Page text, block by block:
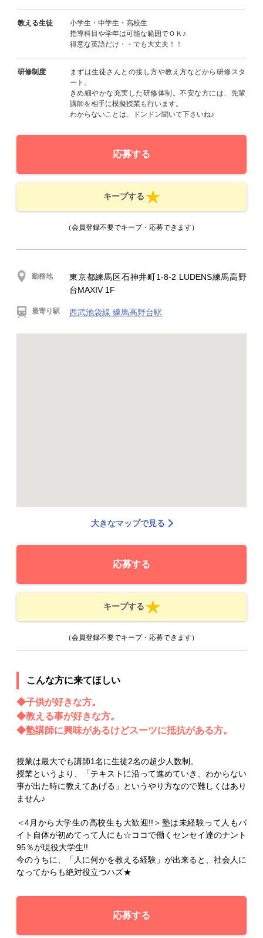
教える生徒
小学生・中学生・高校生
指導科目や学年は可能な範囲でＯＫ♪
得意な英語だけ・・でも大丈夫！！
研修制度
まずは生徒さんとの接し方や教え方などから研修スタ
ート。
きめ細やかな充実した研修体制。不安な方には、先輩
講師を相手に模擬授業も行います。
わからないことは、ドンドン聞いて下さいね♪
応募する
キープする
（会員登録不要でキープ・応募できます）
勤務地
東京都練馬区石神井町1-8-2 LUDENS練馬高野
台MAXIV 1F
最寄り駅 西武池袋線 練馬高野台駅
大きなマップで見る
応募する
キープする
（会員登録不要でキープ・応募できます）
こんな方に来てほしい
◆子供が好きな方。
◆教える事が好きな方。
◆塾講師に興味があるけどスーツに抵抗がある方。
授業は最大でも講師1名に生徒2名の超少人数制。
授業というより、「テキストに沿って進めていき、わからない
事が出た時に教えてあげる」というやり方なので難しくはあり
ません♪
＜4月から大学生の高校生も大歓迎!!＞塾は未経験って人もバ
イト自体が初めてって人にも☆ココで働くセンセイ達のナント
95％が現役大学生!!
今のうちに、「人に何かを教える経験」が出来ると、社会人に
なってからも絶対役立つハズ★
応募する